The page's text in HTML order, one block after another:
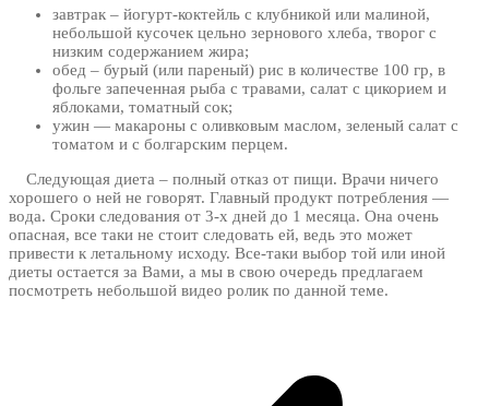
завтрак – йогурт-коктейль с клубникой или малиной,
небольшой кусочек цельно зернового хлеба, творог с
низким содержанием жира;
обед – бурый (или пареный) рис в количестве 100 гр, в
фольге запеченная рыба с травами, салат с цикорием и
яблоками, томатный сок;
ужин — макароны с оливковым маслом, зеленый салат с
томатом и с болгарским перцем.
Следующая диета – полный отказ от пищи. Врачи ничего
хорошего о ней не говорят. Главный продукт потребления —
вода. Сроки следования от 3-х дней до 1 месяца. Она очень
опасная, все таки не стоит следовать ей, ведь это может
привести к летальному исходу. Все-таки выбор той или иной
диеты остается за Вами, а мы в свою очередь предлагаем
посмотреть небольшой видео ролик по данной теме.